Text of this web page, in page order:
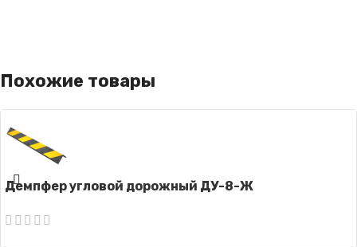
Похожие товары
Демпфер угловой дорожный ДУ-8-Ж